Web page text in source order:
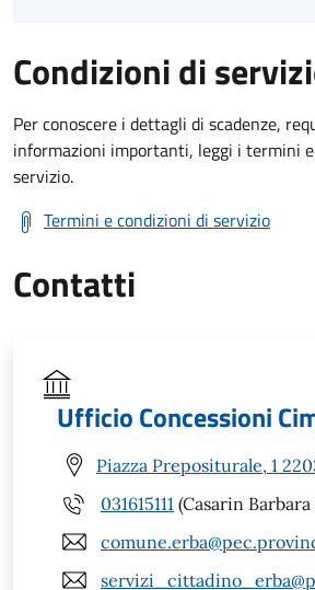
Condizioni di
Per conoscere i dettagli di scadenze,
informazioni importanti, leggi i termini
servizio.
Termini e condizioni di servizio
Contatti
Ufficio Concessioni
Piazza Prepositurale, 1
031615111 (Casarin